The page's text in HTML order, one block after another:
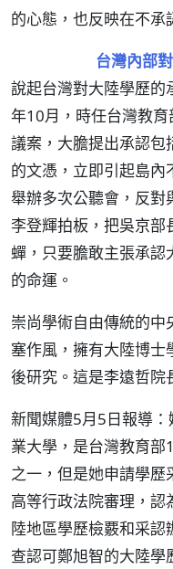
的心態，也反映在不承
台灣內部
說起台灣對大陸學歷
年10月，時任台灣教
議案，大膽提出承認
的文憑，立即引起島
舉辦多次公聽會，反對
李登輝拍板，把吳京部
蟬，只要膽敢主張承認
的命運。
崇尚學術自由傳統的中
塞作風，擁有大陸博
後研究。這是李遠哲院
新聞媒體5月5日報導
業大學，是台灣教育
之一，但是她申請學歷
高等行政法院審理，認
陸地區學歷檢覈和采認
查認可鄭旭智的大陸學